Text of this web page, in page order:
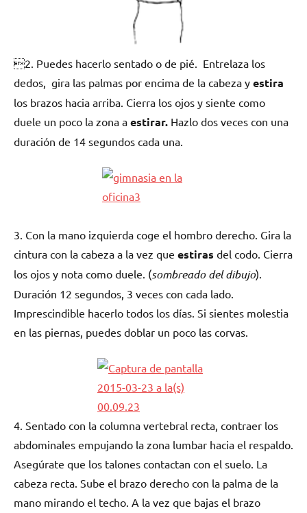
2. Puedes hacerlo sentado o de pié. Entrelaza los
dedos, gira las palmas por encima de la cabeza y estira
los brazos hacia arriba. Cierra los ojos y siente como
duele un poco la zona a estirar. Hazlo dos veces con una
duración de 14 segundos cada una.
3. Con la mano izquierda coge el hombro derecho. Gira la
cintura con la cabeza a la vez que estiras del codo. Cierra
los ojos y nota como duele. (sombreado del dibujo).
Duración 12 segundos, 3 veces con cada lado.
Imprescindible hacerlo todos los días. Si sientes molestia
en las piernas, puedes doblar un poco las corvas.
4. Sentado con la columna vertebral recta, contraer los
abdominales empujando la zona lumbar hacia el respaldo.
Asegúrate que los talones contactan con el suelo. La
cabeza recta. Sube el brazo derecho con la palma de la
mano mirando el techo. A la vez que bajas el brazo